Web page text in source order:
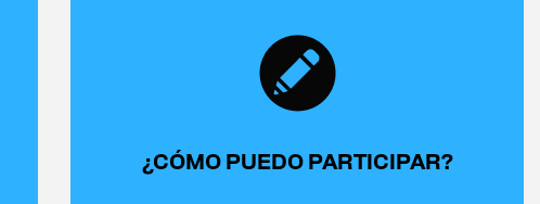
¿CÓMO PUEDO PARTICIPAR?